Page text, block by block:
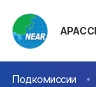
Подкомиссии